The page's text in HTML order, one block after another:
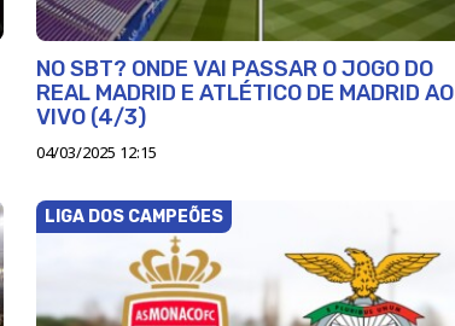
NO SBT? ONDE VAI PASSAR O JOGO DO
REAL MADRID E ATLÉTICO DE MADRID AO
VIVO (4/3)
04/03/2025 12:15
LIGA DOS CAMPEÕES